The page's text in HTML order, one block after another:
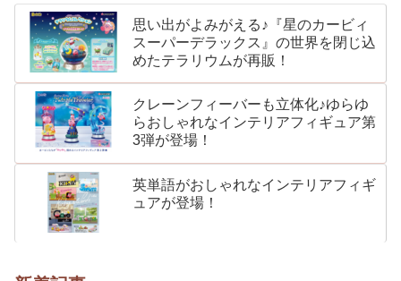
思い出がよみがえる♪『星のカービィ
スーパーデラックス』の世界を閉じ込
めたテラリウムが再販！
クレーンフィーバーも立体化♪ゆらゆ
らおしゃれなインテリアフィギュア第
3弾が登場！
英単語がおしゃれなインテリアフィギ
ュアが登場！